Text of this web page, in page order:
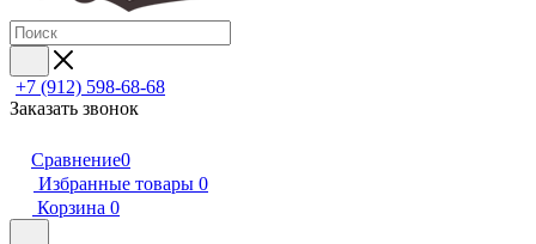
+7 (912) 598-68-68
Заказать звонок
Сравнение0
Избранные товары 0
Корзина 0